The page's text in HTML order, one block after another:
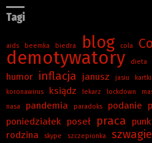
Tagi
aids beemka biedra blog cola
demotywatory dieta
humor inflacja janusz jasiu kartki
koronawirus ksiądz lekarz lockdown
nasa pandemia paradoks podanie
poniedziałek poseł praca
rodzina skype szczepionka